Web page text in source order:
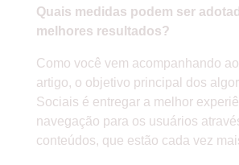
Quais medidas podem ser
melhores resultados?
Como você vem acompanhando
artigo, o objetivo principal dos
Sociais é entregar a melhor
navegação para os usuários
conteúdos, que estão cada vez